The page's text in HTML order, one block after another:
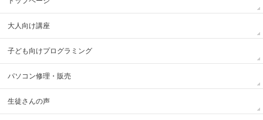
大人向け講座
子ども向けプログラミング
パソコン修理・販売
生徒さんの声